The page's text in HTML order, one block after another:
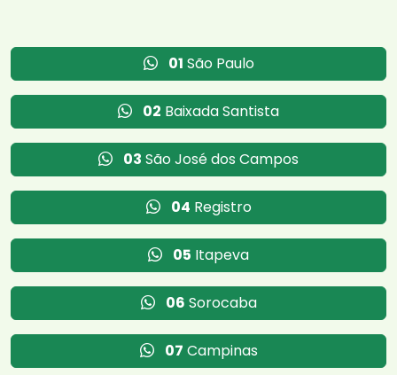
01 São Paulo
02 Baixada Santista
03 São José dos Campos
04 Registro
05 Itapeva
06 Sorocaba
07 Campinas